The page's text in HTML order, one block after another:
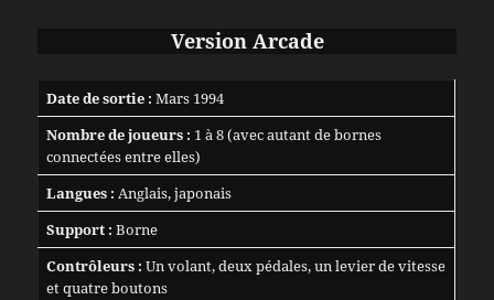
Version Arcade
Date de sortie : Mars 1994
Nombre de joueurs : 1 à 8 (avec autant de bornes
connectées entre elles)
Langues : Anglais, japonais
Support : Borne
Contrôleurs : Un volant, deux pédales, un levier de vitesse
et quatre boutons